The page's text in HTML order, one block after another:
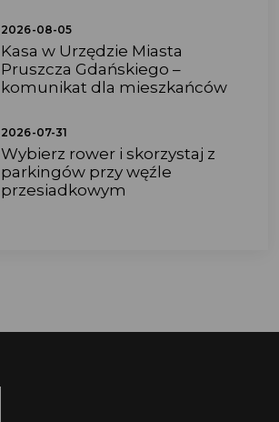
2026-08-05
Kasa w Urzędzie Miasta
Pruszcza Gdańskiego –
komunikat dla mieszkańców
2026-07-31
Wybierz rower i skorzystaj z
parkingów przy węźle
przesiadkowym